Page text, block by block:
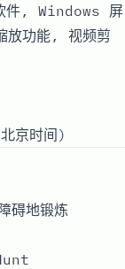
件, Windows 屏
放功能, 视频剪
京时间)
碍地锻炼